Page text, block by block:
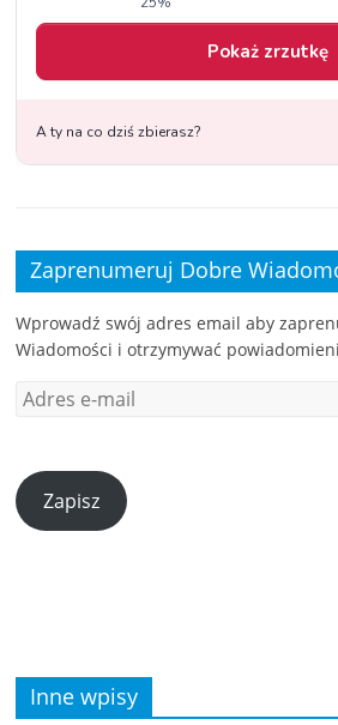
Zaprenumeruj Dobre
Wprowadź swój adres email aby
Wiadomości i otrzymywać
Zapisz
Inne wpisy